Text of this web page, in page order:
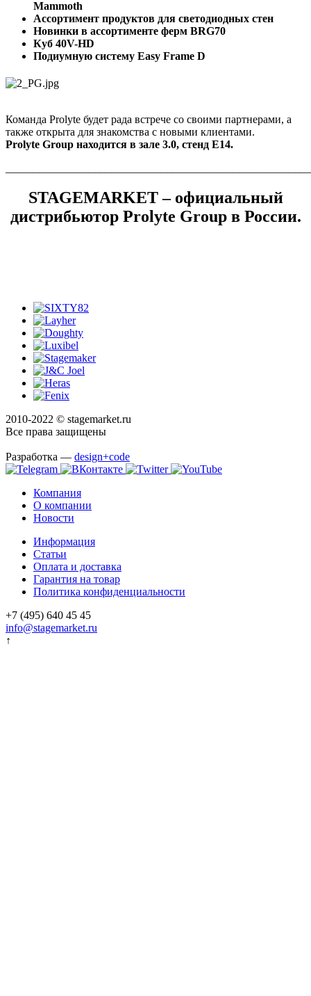
Mammoth
Ассортимент продуктов для светодиодных стен
Новинки в ассортименте ферм BRG70
Куб 40V-HD
Подиумную систему Easy Frame D
Команда Prolyte будет рада встрече со своими партнерами, а
также открыта для знакомства с новыми клиентами.
Prolyte Group находится в зале 3.0, стенд E14.
STAGEMARKET – официальный
дистрибьютор Prolyte Group в России.
2010-2022 © stagemarket.ru
Все права защищены
Разработка — design+code
Компания
О компании
Новости
Информация
Статьи
Оплата и доставка
Гарантия на товар
Политика конфиденциальности
+7 (495) 640 45 45
info@stagemarket.ru
↑